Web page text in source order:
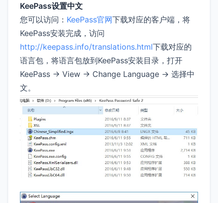
KeePass设置中文
您可以访问： KeePass官网下载对应的客户端，将
KeePass安装完成，访问
http://keepass.info/translations.html下载对应的
语言包，将语言包放到KeePass安装目录，打开
KeePass -> View -> Change Language -> 选择中
文。